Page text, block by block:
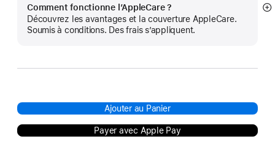
Comment fonctionne l’AppleCare ?
Découvrez les avantages et la couverture AppleCare.
Soumis à conditions. Des frais s’appliquent.
Ajouter au Panier
Payer avec Apple Pay